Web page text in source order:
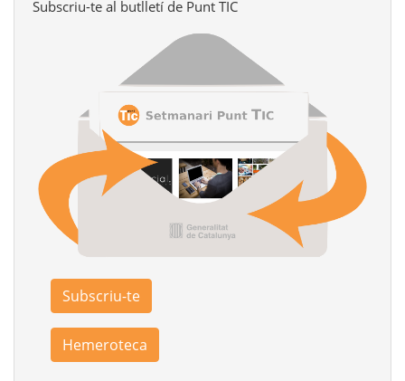
Subscriu-te al butlletí de Punt TIC
Subscriu-te
Hemeroteca